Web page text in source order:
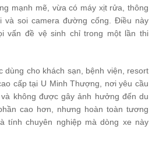
mạnh mẽ, vừa có máy xịt rửa, thông
và soi camera đường cống. Điều này
vấn đề vệ sinh chỉ trong một lần thi
dùng cho khách sạn, bệnh viện, resort
cấp tại U Minh Thượng, nơi yêu cầu
không được gây ảnh hưởng đến du
cao hơn, nhưng hoàn toàn tương
tính chuyên nghiệp mà dòng xe này